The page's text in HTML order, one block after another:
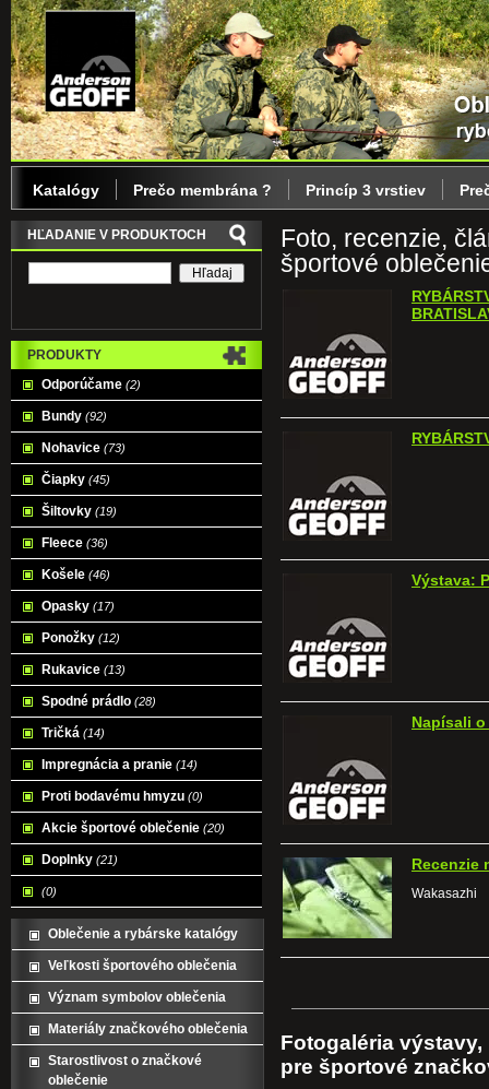
Foto, recenzie,
športové
Výstava:
Napísali
Recenzie
Wakasazhi
Fotogaléria
pre športové
HĽADANIE V PRODUKTOCH
PRODUKTY
Odporúčame (2)
Bundy (92)
Nohavice (73)
Čiapky (45)
Šiltovky (19)
Fleece (36)
Košele (46)
Opasky (17)
Ponožky (12)
Rukavice (13)
Spodné prádlo (28)
Tričká (14)
Impregnácia a pranie (14)
Proti bodavému hmyzu (0)
Akcie športové oblečenie (20)
Doplnky (21)
(0)
Oblečenie a rybárske katalógy
Veľkosti športového oblečenia
Význam symbolov oblečenia
Materiály značkového oblečenia
Starostlivost o značkové
oblečenie
Katalógy Prečo membrána ? Princíp 3 vrstiev